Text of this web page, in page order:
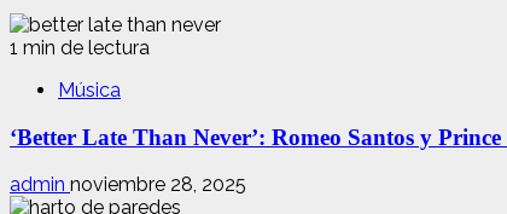
1 min de lectura
Música
‘Better Late Than Never’: Romeo Santos y
admin noviembre 28, 2025